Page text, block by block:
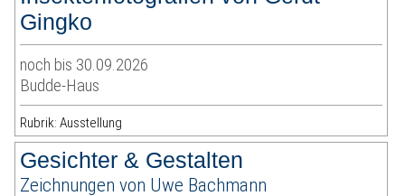
Gingko
noch bis 30.09.2026
Budde-Haus
Rubrik: Ausstellung
Gesichter & Gestalten
Zeichnungen von Uwe Bachmann